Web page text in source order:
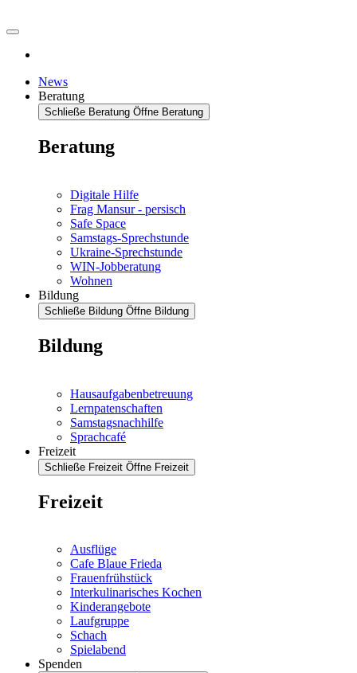
News
Beratung
Schließe Beratung Öffne Beratung
Beratung
Digitale Hilfe
Frag Mansur - persisch
Safe Space
Samstags-Sprechstunde
Ukraine-Sprechstunde
WIN-Jobberatung
Wohnen
Bildung
Schließe Bildung Öffne Bildung
Bildung
Hausaufgabenbetreuung
Lernpatenschaften
Samstagsnachhilfe
Sprachcafé
Freizeit
Schließe Freizeit Öffne Freizeit
Freizeit
Ausflüge
Cafe Blaue Frieda
Frauenfrühstück
Interkulinarisches Kochen
Kinderangebote
Laufgruppe
Schach
Spielabend
Spenden